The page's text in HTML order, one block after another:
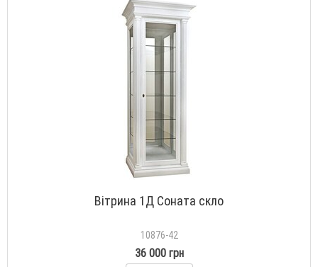
Вітрина 1Д Соната скло
10876-42
36 000 грн